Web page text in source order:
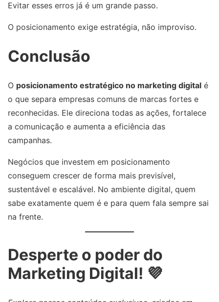
Evitar esses erros já é um grande passo.
O posicionamento exige estratégia, não improviso.
Conclusão
O posicionamento estratégico no marketing digital é
o que separa empresas comuns de marcas fortes e
reconhecidas. Ele direciona todas as ações, fortalece
a comunicação e aumenta a eficiência das
campanhas.
Negócios que investem em posicionamento
conseguem crescer de forma mais previsível,
sustentável e escalável. No ambiente digital, quem
sabe exatamente quem é e para quem fala sempre sai
na frente.
Desperte o poder do
Marketing Digital! 💜